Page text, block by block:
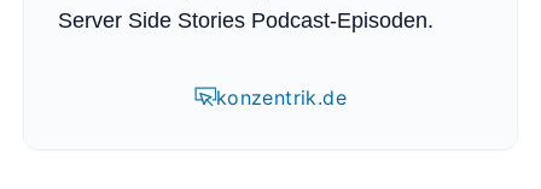
Server Side Stories Podcast-Episoden.
konzentrik.de